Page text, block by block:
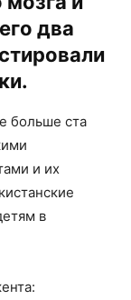
два
больше ста
и их
в